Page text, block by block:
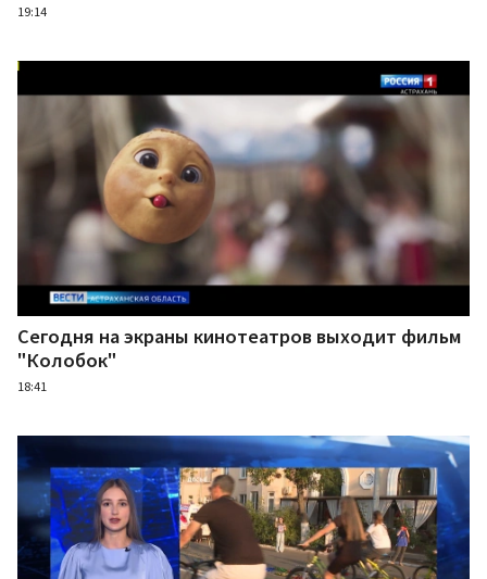
19:14
Сегодня на экраны кинотеатров выходит фильм
"Колобок"
18:41